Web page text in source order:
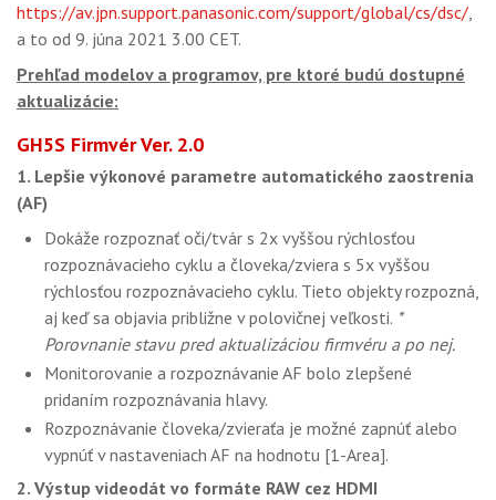
https://av.jpn.support.panasonic.com/support/global/cs/dsc/,
a to od 9. júna 2021 3.00 CET.
Prehľad modelov a programov, pre ktoré budú dostupné
aktualizácie:
GH5S Firmvér Ver. 2.0
1. Lepšie výkonové parametre automatického zaostrenia
(AF)
Dokáže rozpoznať oči/tvár s 2x vyššou rýchlosťou
rozpoznávacieho cyklu a človeka/zviera s 5x vyššou
rýchlosťou rozpoznávacieho cyklu. Tieto objekty rozpozná,
aj keď sa objavia približne v polovičnej veľkosti. *
Porovnanie stavu pred aktualizáciou firmvéru a po nej.
Monitorovanie a rozpoznávanie AF bolo zlepšené
pridaním rozpoznávania hlavy.
Rozpoznávanie človeka/zvieraťa je možné zapnúť alebo
vypnúť v nastaveniach AF na hodnotu [1-Area].
2. Výstup videodát vo formáte RAW cez HDMI